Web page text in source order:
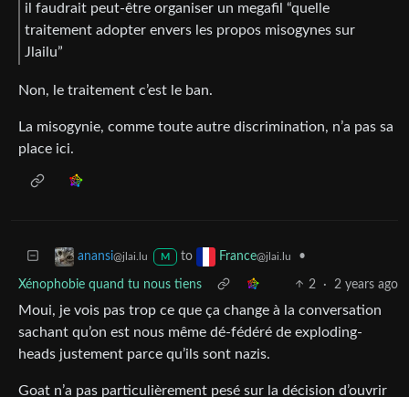
il faudrait peut-être organiser un megafil “quelle
traitement adopter envers les propos misogynes sur
Jlailu”
Non, le traitement c’est le ban.
La misogynie, comme toute autre discrimination, n’a pas sa
place ici.
anansi@jlai.lu M to France@jlai.lu •
Xénophobie quand tu nous tiens 2 · 2 years ago
Moui, je vois pas trop ce que ça change à la conversation
sachant qu’on est nous même dé-fédéré de exploding-
heads justement parce qu’ils sont nazis.
Goat n’a pas particulièrement pesé sur la décision d’ouvrir